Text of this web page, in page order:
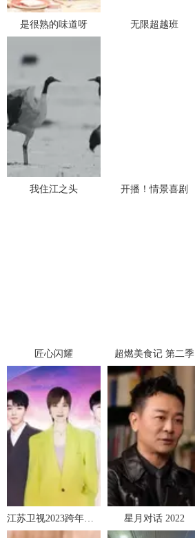
是很熟的味道呀 无限超越班
我住江之头 开播！情景喜剧
匠心闪耀 超燃美食记 第二季
星月对话 2022